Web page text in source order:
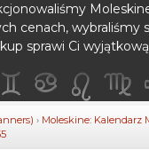
cenach, wybraliśmy
sprawi Ci
› Moleskine: Kalendarz